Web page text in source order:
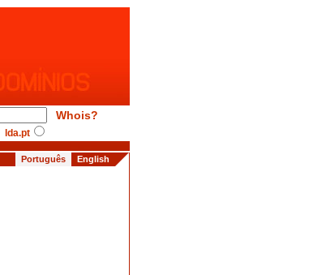
Whois?
lda.pt
Português English